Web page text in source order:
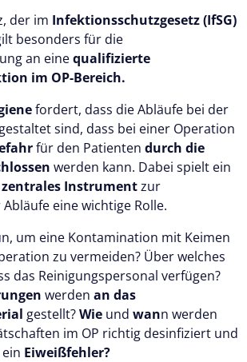
der im Infektionsschutzgesetz (IfSG)
besonders für die
an einequalifizierte
im OP-Bereich.
fordert, dass die Abläufe bei der
sind, dass bei einer Operation
für den Patienten durch die
werden kann. Dabei spielt ein
zentrales Instrumentzur
eine wichtige Rolle.
um eine Kontamination mit Keimen
zu vermeiden? Über welches
das Reinigungspersonal verfügen?
werden an das
gestellt?Wie und wann werden
im OP richtig desinfiziert und
Eiweißfehler?